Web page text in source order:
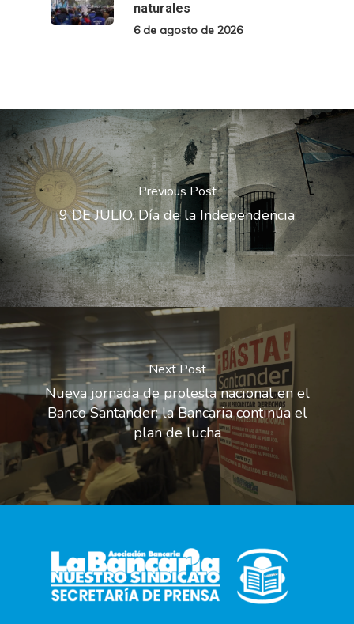
naturales
6 de agosto de 2026
Previous Post
9 DE JULIO. Día de la Independencia
Next Post
Nueva jornada de protesta nacional en el
Banco Santander: la Bancaria continúa el
plan de lucha